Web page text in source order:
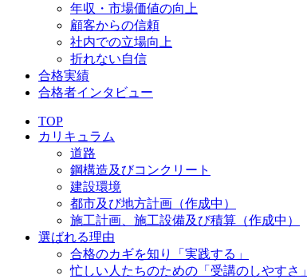
年収・市場価値の向上
顧客からの信頼
社内での立場向上
折れない自信
合格実績
合格者インタビュー
TOP
カリキュラム
道路
鋼構造及びコンクリート
建設環境
都市及び地方計画（作成中）
施工計画、施工設備及び積算（作成中）
選ばれる理由
合格のカギを知り「実践する」
忙しい人たちのための「受講のしやすさ」